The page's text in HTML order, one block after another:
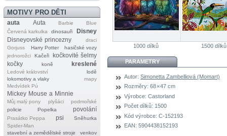
MOTIVY PRO DĚTI
auta Auta Barbie
Blue
Červená karkulka
dinosauři
Disney
Disneyovské princezny
draci
Gorjuss
Harry Potter
hasičské vozy
jednorožci
Kačeři
kočkovité šelmy
kočky
koně kreslené
Ledové království
lodě
lokomotivy a vlaky
mapy
Medvídek Pú
Mickey Mouse a Minnie
Můj malý pony plyšáci
podmořské
policie
Popelka povolání
Prasátko Peppa psi
Sněhurka
Spider‐Man
stavební a zemědělské stroje
venkov
1000 dílků 1500 dílků
PARAMETRY
Autor: Simonetta Zambelliová (Momart)
Rozměry: 68 × 47 cm
Výrobce: Castorland
Počet dílků: 1500
Kód výrobce: C-152193
EAN: 5904438152193